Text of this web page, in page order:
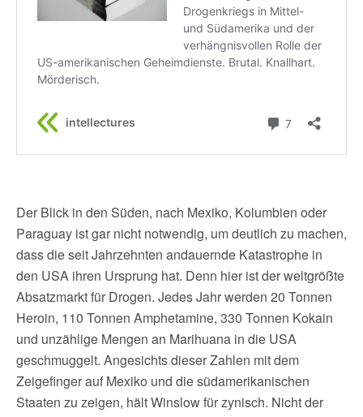
Der Blick in den Süden, nach Mexiko, Kolumbien oder
Paraguay ist gar nicht notwendig, um deutlich zu machen,
dass die seit Jahrzehnten andauernde Katastrophe in
den USA ihren Ursprung hat. Denn hier ist der weltgrößte
Absatzmarkt für Drogen. Jedes Jahr werden 20 Tonnen
Heroin, 110 Tonnen Amphetamine, 330 Tonnen Kokain
und unzählige Mengen an Marihuana in die USA
geschmuggelt. Angesichts dieser Zahlen mit dem
Zeigefinger auf Mexiko und die südamerikanischen
Staaten zu zeigen, hält Winslow für zynisch. Nicht der